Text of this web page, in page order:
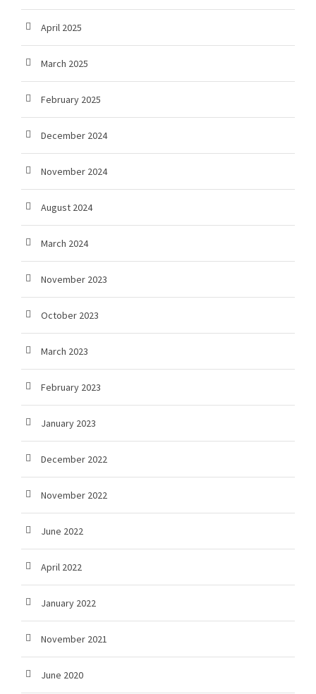
April 2025
March 2025
February 2025
December 2024
November 2024
August 2024
March 2024
November 2023
October 2023
March 2023
February 2023
January 2023
December 2022
November 2022
June 2022
April 2022
January 2022
November 2021
June 2020